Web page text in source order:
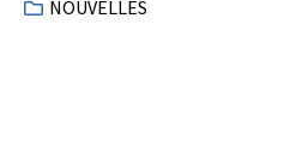
NOUVELLES